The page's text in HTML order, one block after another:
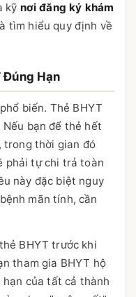
kỹ nơi đăng ký khám
tìm hiểu quy định về
Đúng Hạn
biến. Thẻ BHYT
bạn để thẻ hết
trong thời gian đó
phải tự chi trả toàn
này đặc biệt nguy
mãn tính, cần
BHYT trước khi
tham gia BHYT hộ
của tất cả thành